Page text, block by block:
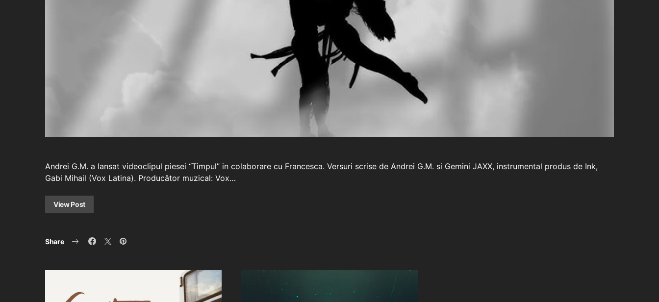
Andrei G.M. a lansat videoclipul piesei “Timpul” in colaborare cu Francesca. Versuri scrise de Andrei G.M. si Gemini JAXX, instrumental produs de Ink,
Gabi Mihail (Vox Latina). Producător muzical: Vox…
View Post
Share